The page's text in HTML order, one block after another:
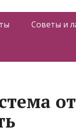
Советы и